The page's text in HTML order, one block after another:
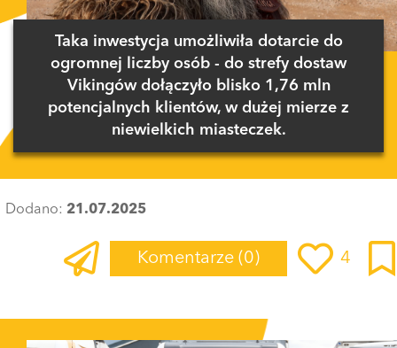
Taka inwestycja umożliwiła dotarcie do
ogromnej liczby osób - do strefy dostaw
Vikingów dołączyło blisko 1,76 mln
potencjalnych klientów, w dużej mierze z
niewielkich miasteczek.
Dodano: 21.07.2025
Komentarze (0) 4